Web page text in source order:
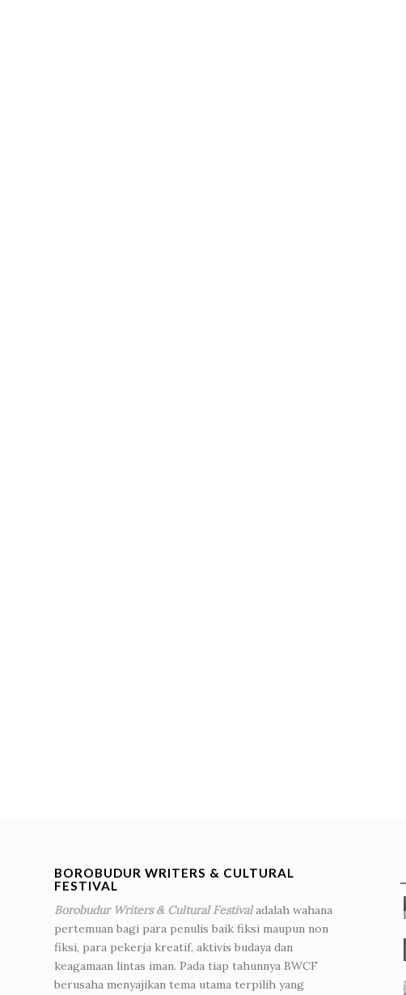
BOROBUDUR WRITERS & CULTURAL
FESTIVAL
Borobudur Writers & Cultural Festivaladalah wahana
pertemuan bagi para penulis baik fiksi maupun non
fiksi, para pekerja kreatif, aktivis budaya dan
keagamaan lintas iman. Pada tiap tahunnya BWCF
berusaha menyajikan tema utama terpilih yang